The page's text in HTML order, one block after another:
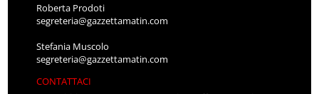
Roberta Prodoti
segreteria@gazzettamatin.com
Stefania Muscolo
segreteria@gazzettamatin.com
CONTATTACI